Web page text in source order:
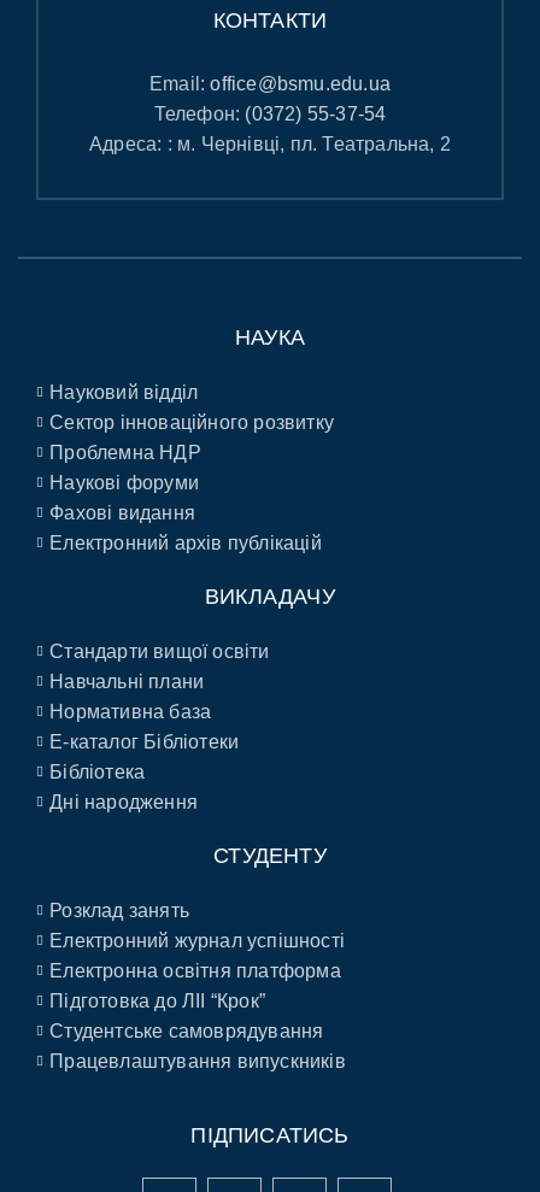
КОНТАКТИ
Email:office@bsmu.edu.ua
Телефон: (0372) 55-37-54
Адреса: : м. Чернівці, пл. Театральна, 2
НАУКА
Науковий відділ
Сектор інноваційного розвитку
Проблемна НДР
Наукові форуми
Фахові видання
Електронний архів публікацій
ВИКЛАДАЧУ
Стандарти вищої освіти
Навчальні плани
Нормативна база
E-каталог Бібліотеки
Бібліотека
Дні народження
СТУДЕНТУ
Розклад занять
Електронний журнал успішності
Електронна освітня платформа
Підготовка до ЛІІ “Крок”
Студентське самоврядування
Працевлаштування випускників
ПІДПИСАТИСЬ